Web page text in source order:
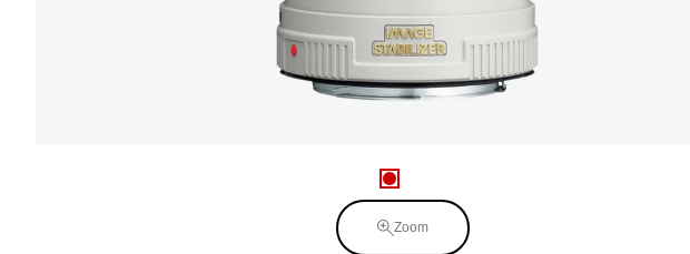
Zoom